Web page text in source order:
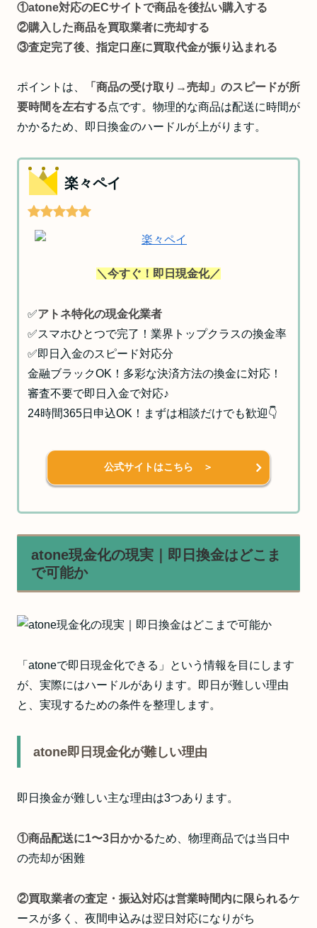
①atone対応のECサイトで商品を後払い購入する
②購入した商品を買取業者に売却する
③査定完了後、指定口座に買取代金が振り込まれる
ポイントは、
「商品の受け取り→売却」のスピードが所
要時間を左右する点です。物理的な商品は配送に時間が
かかるため、即日換金のハードルが上がります。
楽々ペイ
＼今すぐ！即日現金化／
✅アトネ特化の現金化業者
✅スマホひとつで完了！業界トップクラスの換金率
✅即日入金のスピード対応分
金融ブラックOK！多彩な決済方法の換金に対応！
審査不要で即日入金で対応♪
24時間365日申込OK！まずは相談だけでも歓迎👇
公式サイトはこちら ＞
atone現金化の現実｜即日換金はどこま
で可能か
「atoneで即日現金化できる」という情報を目にします
が、実際にはハードルがあります。即日が難しい理由
と、実現するための条件を整理します。
atone即日現金化が難しい理由
即日換金が難しい主な理由は3つあります。
①商品配送に1〜3日かかるため、物理商品では当日中
の売却が困難
②買取業者の査定・振込対応は営業時間内に限られるケ
ースが多く、夜間申込みは翌日対応になりがち